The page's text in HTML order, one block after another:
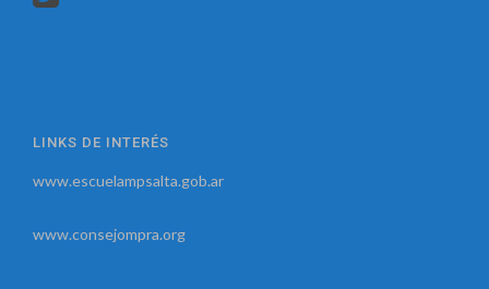
LINKS DE INTERÉS
www.escuelampsalta.gob.ar
www.consejompra.org